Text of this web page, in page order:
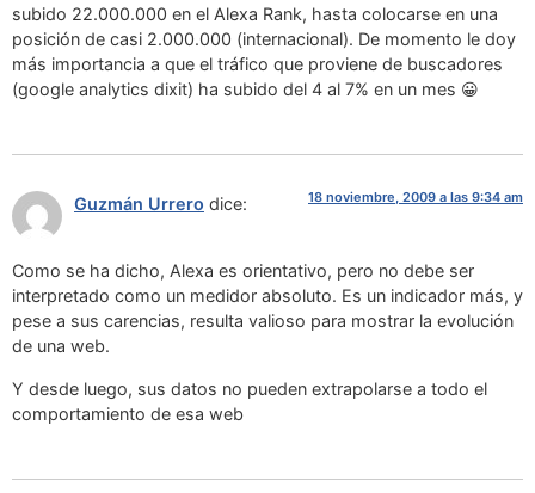
subido 22.000.000 en el Alexa Rank, hasta colocarse en una
posición de casi 2.000.000 (internacional). De momento le doy
más importancia a que el tráfico que proviene de buscadores
(google analytics dixit) ha subido del 4 al 7% en un mes 😀
Guzmán Urrero dice: 18 noviembre, 2009 a las 9:34 am
Como se ha dicho, Alexa es orientativo, pero no debe ser
interpretado como un medidor absoluto. Es un indicador más, y
pese a sus carencias, resulta valioso para mostrar la evolución
de una web.
Y desde luego, sus datos no pueden extrapolarse a todo el
comportamiento de esa web